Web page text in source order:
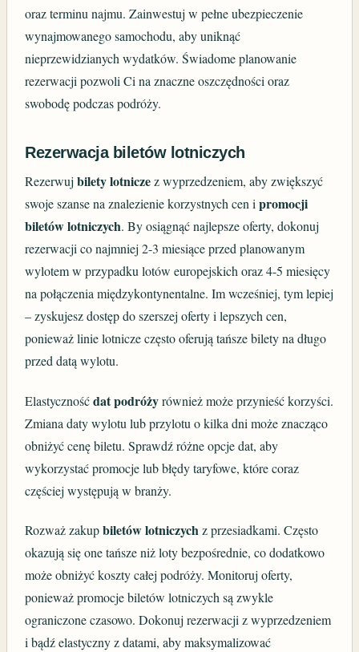
oraz terminu najmu. Zainwestuj w pełne ubezpieczenie
wynajmowanego samochodu, aby uniknąć
nieprzewidzianych wydatków. Świadome planowanie
rezerwacji pozwoli Ci na znaczne oszczędności oraz
swobodę podczas podróży.
Rezerwacja biletów lotniczych
Rezerwujbilety lotniczez wyprzedzeniem, aby zwiększyć
swoje szanse na znalezienie korzystnych cen ipromocji
biletów lotniczych. By osiągnąć najlepsze oferty, dokonuj
rezerwacji co najmniej 2-3 miesiące przed planowanym
wylotem w przypadku lotów europejskich oraz 4-5 miesięcy
na połączenia międzykontynentalne. Im wcześniej, tym lepiej
– zyskujesz dostęp do szerszej oferty i lepszych cen,
ponieważ linie lotnicze często oferują tańsze bilety na długo
przed datą wylotu.
Elastycznośćdat podróżyrównież może przynieść korzyści.
Zmiana daty wylotu lub przylotu o kilka dni może znacząco
obniżyć cenę biletu. Sprawdź różne opcje dat, aby
wykorzystać promocje lub błędy taryfowe, które coraz
częściej występują w branży.
Rozważ zakupbiletów lotniczychz przesiadkami. Często
okazują się one tańsze niż loty bezpośrednie, co dodatkowo
może obniżyć koszty całej podróży. Monitoruj oferty,
ponieważ promocje biletów lotniczych są zwykle
ograniczone czasowo. Dokonuj rezerwacji z wyprzedzeniem
i bądź elastyczny z datami, aby maksymalizować